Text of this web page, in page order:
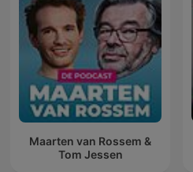
Maarten van Rossem &
Tom Jessen